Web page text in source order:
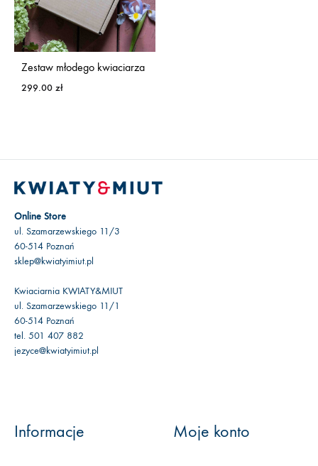
Zestaw młodego kwiaciarza
299.00 zł
Online Store
ul. Szamarzewskiego 11/3
60-514 Poznań
sklep@kwiatyimiut.pl
Kwiaciarnia KWIATY&MIUT
ul. Szamarzewskiego 11/1
60-514 Poznań
tel. 501 407 882
jezyce@kwiatyimiut.pl
Informacje Moje konto